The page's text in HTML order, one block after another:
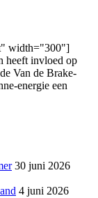
width="300"]
heeft invloed op
Van de Brake-
energie een
30 juni 2026
4 juni 2026